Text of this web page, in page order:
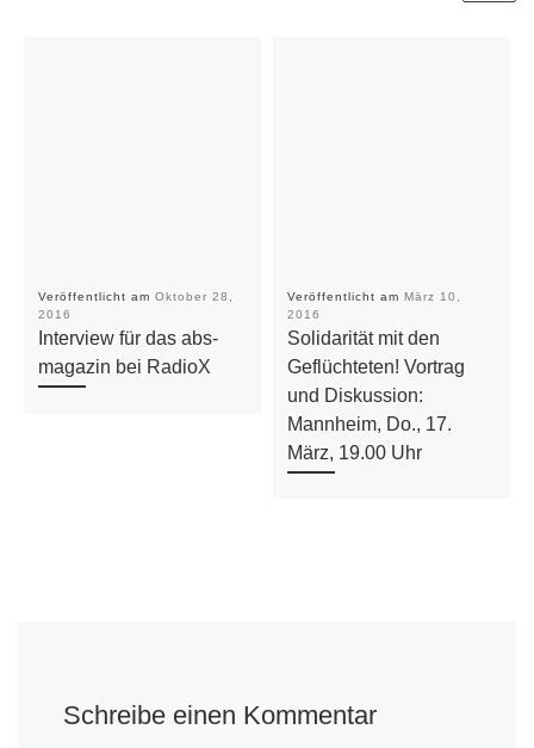
Veröffentlicht am Oktober 28,
2016
Interview für das abs-
magazin bei RadioX
Veröffentlicht am März 10,
2016
Solidarität mit den
Geflüchteten! Vortrag
und Diskussion:
Mannheim, Do., 17.
März, 19.00 Uhr
Schreibe einen Kommentar